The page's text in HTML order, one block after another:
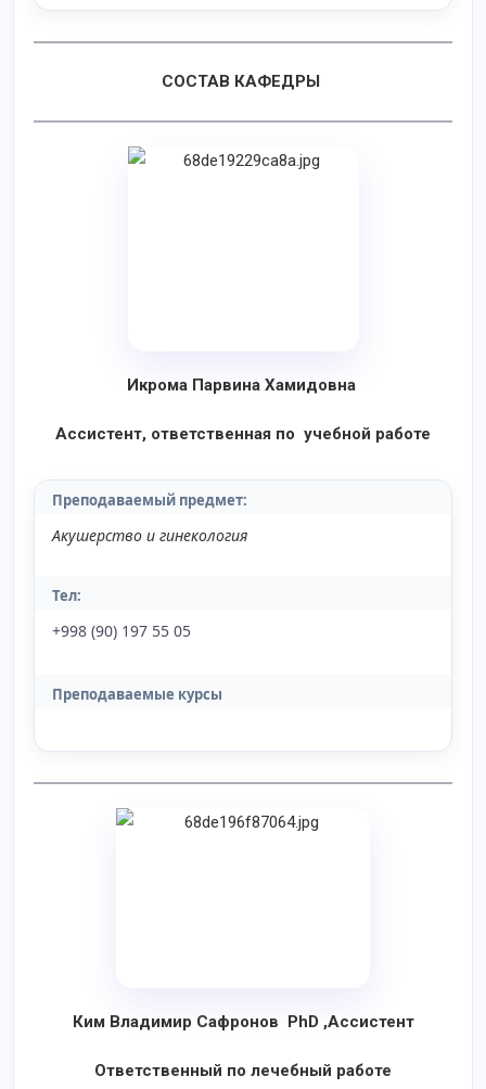
СОСТАВ КАФЕДРЫ
Икрома Парвина Хамидовна
Ассистент, ответственная по учебной работе
Преподаваемый предмет:
Акушерство и гинекология
Тел:
+998 (90) 197 55 05
Преподаваемые курсы
Ким Владимир Сафронов PhD ,Ассистент
Ответственный по лечебный работе